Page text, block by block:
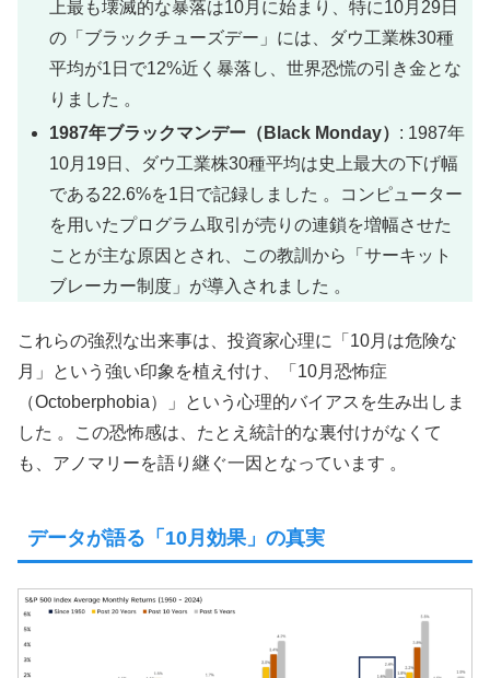
上最も壊滅的な暴落は10月に始まり、特に10月29日
の「ブラックチューズデー」には、ダウ工業株30種
平均が1日で12%近く暴落し、世界恐慌の引き金とな
りました 。
1987年ブラックマンデー（Black Monday） : 1987年
10月19日、ダウ工業株30種平均は史上最大の下げ幅
である22.6%を1日で記録しました 。コンピューター
を用いたプログラム取引が売りの連鎖を増幅させた
ことが主な原因とされ、この教訓から「サーキット
ブレーカー制度」が導入されました 。
これらの強烈な出来事は、投資家心理に「10月は危険な
月」という強い印象を植え付け、「10月恐怖症
（Octoberphobia）」という心理的バイアスを生み出しま
した 。この恐怖感は、たとえ統計的な裏付けがなくて
も、アノマリーを語り継ぐ一因となっています 。
データが語る「10月効果」の真実